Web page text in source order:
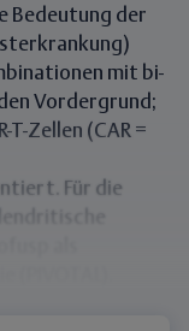
Bedeutung der
mit bi-
Vordergrund;
Zellen (CAR =
Für die